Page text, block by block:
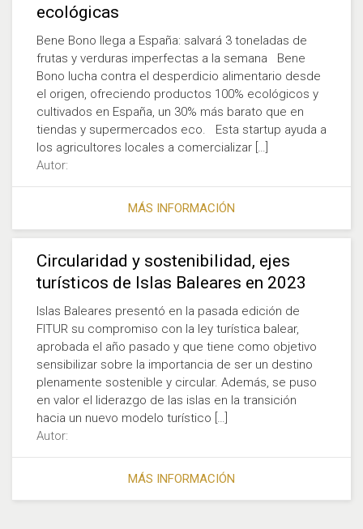
ecológicas
Bene Bono llega a España: salvará 3 toneladas de
frutas y verduras imperfectas a la semana Bene
Bono lucha contra el desperdicio alimentario desde
el origen, ofreciendo productos 100% ecológicos y
cultivados en España, un 30% más barato que en
tiendas y supermercados eco. Esta startup ayuda a
los agricultores locales a comercializar […]
Autor:
MÁS INFORMACIÓN
Circularidad y sostenibilidad, ejes
turísticos de Islas Baleares en 2023
Islas Baleares presentó en la pasada edición de
FITUR su compromiso con la ley turística balear,
aprobada el año pasado y que tiene como objetivo
sensibilizar sobre la importancia de ser un destino
plenamente sostenible y circular. Además, se puso
en valor el liderazgo de las islas en la transición
hacia un nuevo modelo turístico […]
Autor:
MÁS INFORMACIÓN